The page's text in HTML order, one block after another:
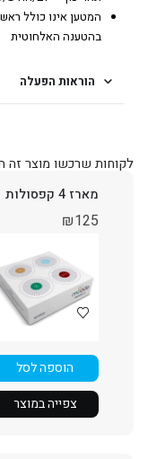
המטען אינו כולל
בהטענה האלחוטית
הוראות הפעלה
לקוחות שרכשו מוצר זה
מארז 4 קפסולות
₪125
הוספה לסל
צפייה במוצר